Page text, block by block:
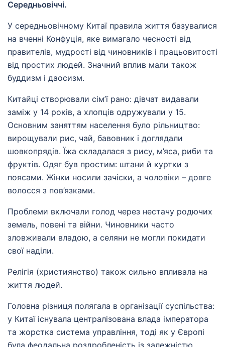
Середньовіччі.
У середньовічному Китаї правила життя базувалися
на вченні Конфуція, яке вимагало чесності від
правителів, мудрості від чиновників і працьовитості
від простих людей. Значний вплив мали також
буддизм і даосизм.
Китайці створювали сім’ї рано: дівчат видавали
заміж у 14 років, а хлопців одружували у 15.
Основним заняттям населення було рільництво:
вирощували рис, чай, бавовник і доглядали
шовкопрядів. Їжа складалася з рису, м’яса, риби та
фруктів. Одяг був простим: штани й куртки з
поясами. Жінки носили зачіски, а чоловіки – довге
волосся з пов’язками.
Проблеми включали голод через нестачу родючих
земель, повені та війни. Чиновники часто
зловживали владою, а селяни не могли покидати
свої наділи.
Релігія (християнство) також сильно впливала на
життя людей.
Головна різниця полягала в організації суспільства:
у Китаї існувала централізована влада імператора
та жорстка система управління, тоді як у Європі
була феодальна роздробленість із залежністю